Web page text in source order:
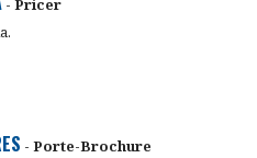
- Pricer
- Porte-Brochure